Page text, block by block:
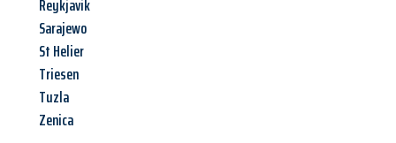
Reykjavik
Sarajewo
St Helier
Triesen
Tuzla
Zenica